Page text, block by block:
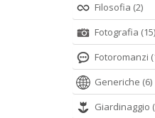
Più Belli D Italia
4.90 €
Filosofia (2)
Fotografia (15)
Fotoromanzi
Generiche (6)
Giardinaggio